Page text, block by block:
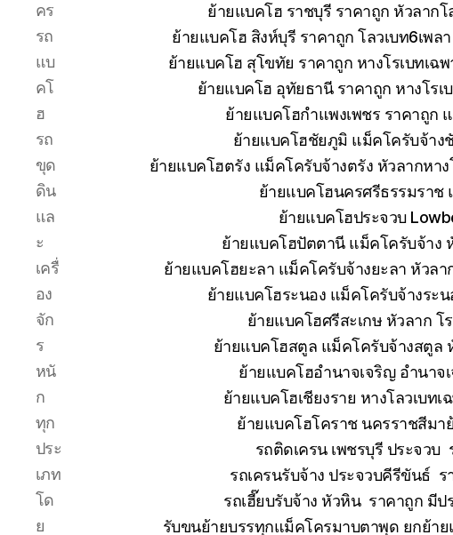
คร
รถ
แบ
คโ
ฮ
รถ
ขุด
ดิน
แล
ะ
เครื่
อง
จัก
ร
หนั
ก
ทุก
ประ
เภท
โด
ย
ย้ายแบคโฮ ราชบุรี ราคาถูก หัวลากโ
ย้ายแบคโฮ สิงห์บุรี ราคาถูก โลวเบท6เพล
ย้ายแบคโฮ สุโขทัย ราคาถูก หางโรเบทเฉ
ย้ายแบคโฮ อุทัยธานี ราคาถูก หางโรเ
ย้ายแบคโฮกำแพงเพชร ราคาถูก
ย้ายแบคโฮชัยภูมิ แม็คโครับจ้าง
ย้ายแบคโฮตรัง แม็คโครับจ้างตรัง หัวลากหา
ย้ายแบคโฮนครศรีธรรมราช
ย้ายแบคโฮประจวบ
ย้ายแบคโฮปัตตานี แม็คโครับจ้าง
ย้ายแบคโฮยะลา แม็คโครับจ้างยะลา หัวลา
ย้ายแบคโฮระนอง แม็คโครับจ้างระน
ย้ายแบคโฮศรีสะเกษ หัวลาก โ
ย้ายแบคโฮสตูล แม็คโครับจ้างสตูล
ย้ายแบคโฮอำนาจเจริญ อำนาจ
ย้ายแบคโฮเชียงราย หางโลวเบท
ย้ายแบคโฮโคราช นครราชสีม
รถติดเครน เพชรบุรี ประจวบ
รถเครนรับจ้าง ประจวบคีรีขันธ์
รถเฮี๊ยบรับจ้าง หัวหิน ราคาถูก มีป
รับขนย้ายบรรทุกแม็คโครมาบตาพุด ยกย้าย